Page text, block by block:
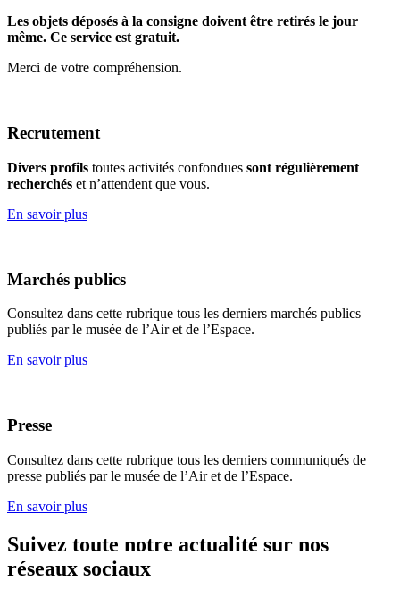
Les objets déposés à la consigne doivent être retirés le jour
même. Ce service est gratuit.
Merci de votre compréhension.
Recrutement
Divers profils toutes activités confondues sont régulièrement
recherchés et n’attendent que vous.
En savoir plus
Marchés publics
Consultez dans cette rubrique tous les derniers marchés publics
publiés par le musée de l’Air et de l’Espace.
En savoir plus
Presse
Consultez dans cette rubrique tous les derniers communiqués de
presse publiés par le musée de l’Air et de l’Espace.
En savoir plus
Suivez toute notre actualité sur nos
réseaux sociaux